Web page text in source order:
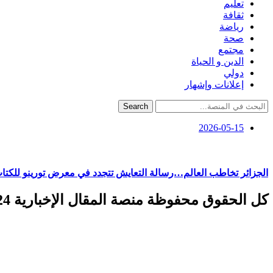
تعليم
ثقافة
رياضة
صحة
مجتمع
الدين و الحياة
دولي
إعلانات وإشهار
Search
2026-05-15
الجزائر تخاطب العالم…رسالة التعايش تتجدد في معرض تورينو
كل الحقوق محفوظة منصة المقال الإخبارية 2024 ©